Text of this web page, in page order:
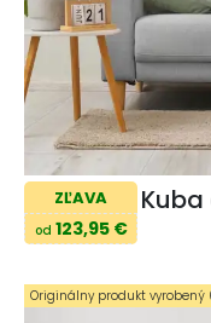
ZĽAVA
od 123,95 €
Originálny produkt vyrobený